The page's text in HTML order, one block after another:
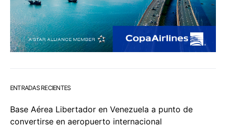
ENTRADAS RECIENTES
Base Aérea Libertador en Venezuela a punto de
convertirse en aeropuerto internacional